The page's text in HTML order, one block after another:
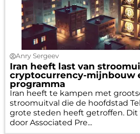
Anry Sergeev
Iran heeft last van
cryptocurrency-mijnbouw
programma
Iran heeft te kampen met
stroomuitval die de hoofdstad
grote steden heeft getroffen.
door Associated Pre...